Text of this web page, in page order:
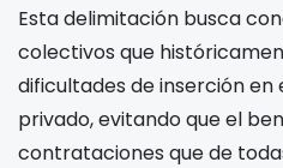
Esta delimitación busca
colectivos que
dificultades de inserción
privado, evitando que el
contrataciones que de